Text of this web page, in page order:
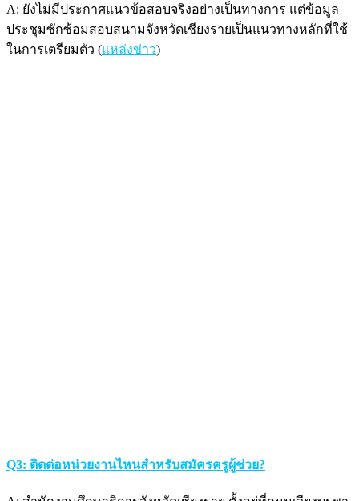
A: ยังไม่มีประกาศแนวข้อสอบจริงอย่างเป็นทางการ แต่ข้อมูล
ประชุมซักซ้อมสอบสนามจังหวัดเชียงรายเป็นแนวทางหลักที่ใช้
ในการเตรียมตัว (แหล่งข่าว)
Q3: ติดต่อหน่วยงานไหนสำหรับสมัครครูผู้ช่วย?